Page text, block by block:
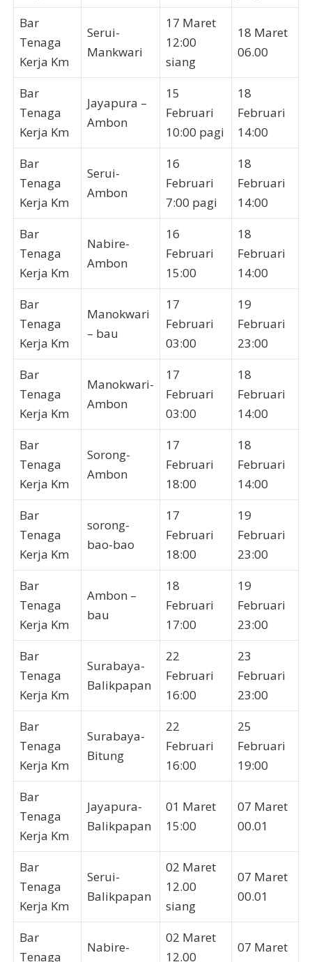
Bar
Tenaga
Kerja Km
Serui-
Mankwari
17 Maret
12:00
siang
18 Maret
06.00
Bar
Tenaga
Kerja Km
Jayapura –
Ambon
15
Februari
10:00 pagi
18
Februari
14:00
Bar
Tenaga
Kerja Km
Serui-
Ambon
16
Februari
7:00 pagi
18
Februari
14:00
Bar
Tenaga
Kerja Km
Nabire-
Ambon
16
Februari
15:00
18
Februari
14:00
Bar
Tenaga
Kerja Km
Manokwari
– bau
17
Februari
03:00
19
Februari
23:00
Bar
Tenaga
Kerja Km
Manokwari-
Ambon
17
Februari
03:00
18
Februari
14:00
Bar
Tenaga
Kerja Km
Sorong-
Ambon
17
Februari
18:00
18
Februari
14:00
Bar
Tenaga
Kerja Km
sorong-
bao-bao
17
Februari
18:00
19
Februari
23:00
Bar
Tenaga
Kerja Km
Ambon –
bau
18
Februari
17:00
19
Februari
23:00
Bar
Tenaga
Kerja Km
Surabaya-
Balikpapan
22
Februari
16:00
23
Februari
23:00
Bar
Tenaga
Kerja Km
Surabaya-
Bitung
22
Februari
16:00
25
Februari
19:00
Bar
Tenaga
Kerja Km
Jayapura-
Balikpapan
01 Maret
15:00
07 Maret
00.01
Bar
Tenaga
Kerja Km
Serui-
Balikpapan
02 Maret
12.00
siang
07 Maret
00.01
Bar
Tenaga
Nabire-
02 Maret
12.00
07 Maret